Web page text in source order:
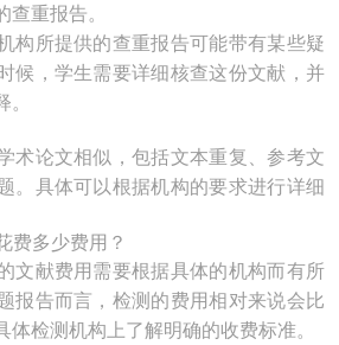
查重报告。
构所提供的查重报告可能带有某些疑
候，学生需要详细核查这份文献，并
术论文相似，包括文本重复、参考文
。具体可以根据机构的要求进行详细
费多少费用？
文献费用需要根据具体的机构而有所
报告而言，检测的费用相对来说会比
体检测机构上了解明确的收费标准。